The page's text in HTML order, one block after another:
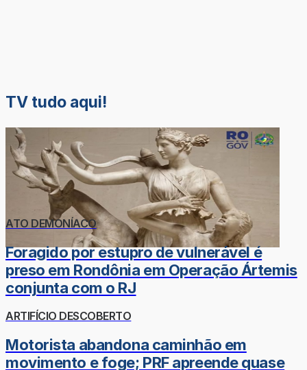
TV tudo aqui!
ATO DEMONÍACO
Foragido por estupro de vulnerável é
preso em Rondônia em Operação Ártemis
conjunta com o RJ
ARTIFÍCIO DESCOBERTO
Motorista abandona caminhão em
movimento e foge; PRF apreende quase